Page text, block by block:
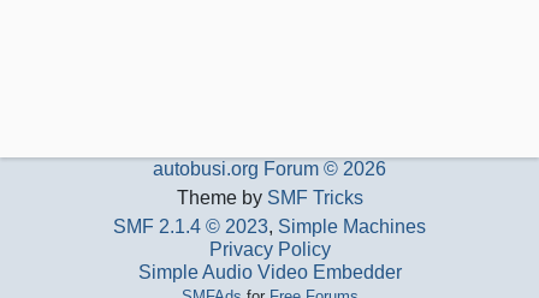
autobusi.org Forum © 2026
Theme by SMF Tricks
SMF 2.1.4 © 2023, Simple Machines
Privacy Policy
Simple Audio Video Embedder